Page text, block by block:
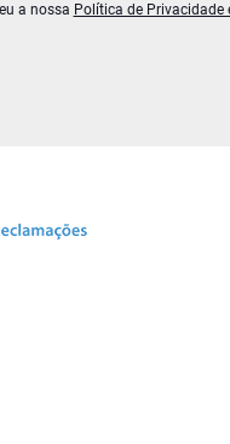
a nossa Política de Privacidade